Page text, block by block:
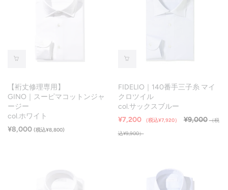
【裄丈修理専用】
GINO｜スーピマコットンジャ
ージー
col.ホワイト
¥8,000 (税込¥8,800)
FIDELIO｜140番手三子糸 マイ
クロツイル
col.サックスブルー
¥7,200
（税込¥7,920） ¥9,000 （税
込¥9,900）